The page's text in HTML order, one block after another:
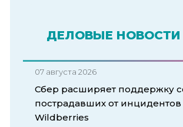
ДЕЛОВЫЕ НОВОСТИ
07 августа 2026
Сбер расширяет поддержку
пострадавших от инцидентов
Wildberries